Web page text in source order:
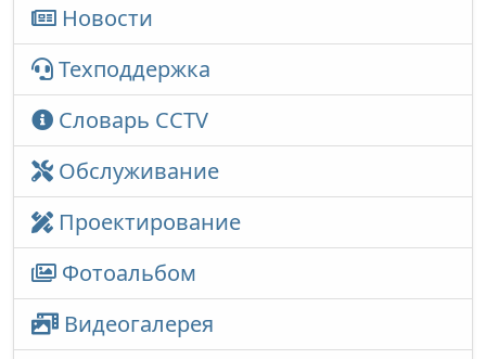
Новости
Техподдержка
Словарь CCTV
Обслуживание
Проектирование
Фотоальбом
Видеогалерея